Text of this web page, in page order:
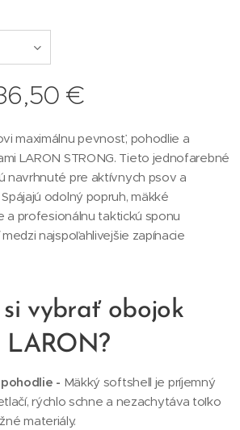
€
maximálnu pevnosť, pohodlie a
LARON STRONG. Tieto jednofarebné
navrhnuté pre aktívnych psov a
odolný popruh, mäkké
a profesionálnu taktickú sponu
najspoľahlivejšie zapínacie
si vybrať obojok
LARON?
- Mäkký softshell je príjemný
rýchlo schne a nezachytáva toľko
materiály.